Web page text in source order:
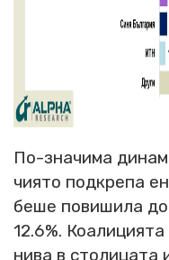
По-значима
чиято подкрепа
беше повишила до
12.6%.
нива в столицата